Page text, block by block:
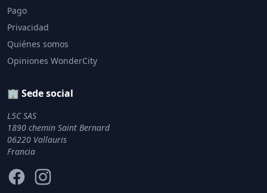
Pago
Privacidad
Quiénes somos
Opiniones WonderCity
🏢 Sede social
L5C SAS
1890 chemin Saint Bernard
06220 Vallauris
Francia
FacebookInstagram